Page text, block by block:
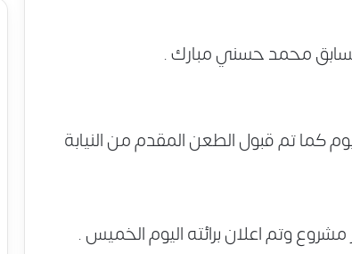
السابق محمد حسني مبارك .
كما تم قبول الطعن المقدم من النيابة
وتم اعلان برائته اليوم الخميس .